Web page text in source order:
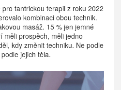
tantrickou terapii z roku 2022
kombinaci obou technik.
masáž. 15 % jen jemné
měli prospěch, měli jedno
kdy změnit techniku. Ne podle
jejich těla.